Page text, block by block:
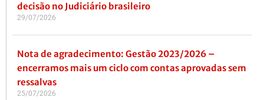
decisão no Judiciário brasileiro
29/07/2026
Nota de agradecimento: Gestão 2023/2026 –
encerramos mais um ciclo com contas aprovadas sem
ressalvas
25/07/2026